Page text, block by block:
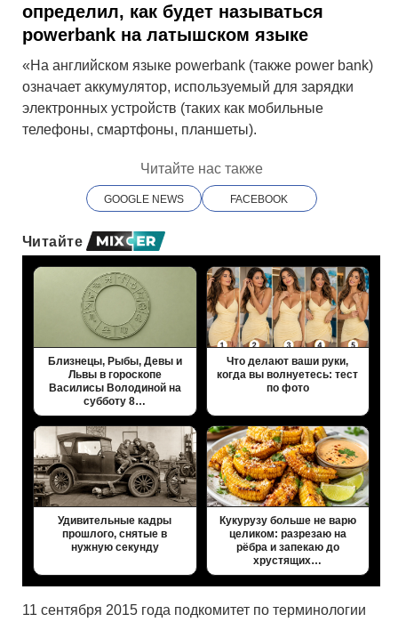
определил, как будет называться
powerbank на латышском языке
«На английском языке powerbank (также power bank)
означает аккумулятор, используемый для зарядки
электронных устройств (таких как мобильные
телефоны, смартфоны, планшеты).
Читайте нас также
GOOGLE NEWS FACEBOOK
Читайте
Близнецы, Рыбы, Девы и
Львы в гороскопе
Василисы Володиной на
субботу 8…
Что делают ваши руки,
когда вы волнуетесь: тест
по фото
Удивительные кадры
прошлого, снятые в
нужную секунду
Кукурузу больше не варю
целиком: разрезаю на
рёбра и запекаю до
хрустящих…
11 сентября 2015 года подкомитет по терминологии